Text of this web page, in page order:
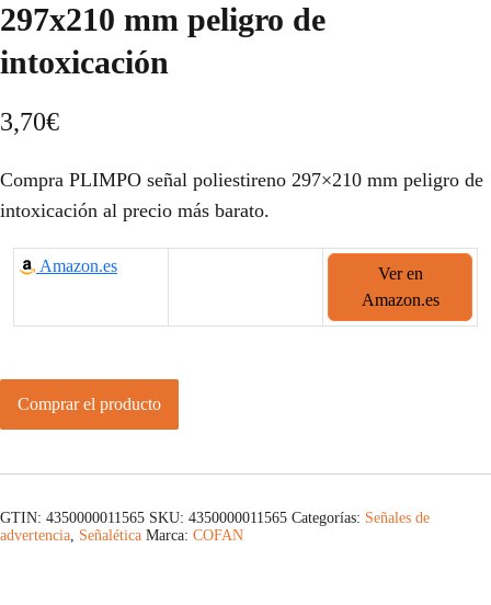
297x210 mm peligro de
intoxicación
3,70€
Compra PLIMPO señal poliestireno 297×210 mm peligro de
intoxicación al precio más barato.
Amazon.es
Ver en
Amazon.es
Comprar el producto
GTIN: 4350000011565 SKU: 4350000011565 Categorías: Señales de
advertencia, Señalética Marca: COFAN